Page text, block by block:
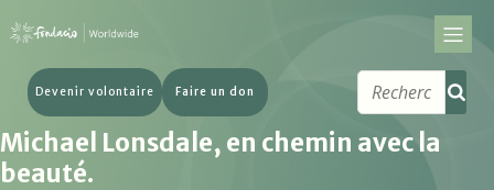
Devenir volontaire Faire un don
Michael Lonsdale, en chemin avec la
beauté.